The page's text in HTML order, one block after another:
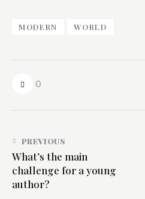
MODERN WORLD
0
PREVIOUS
What’s the main
challenge for a young
author?